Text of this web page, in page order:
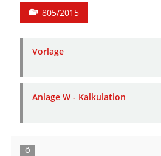
805/2015
Vorlage
Anlage W - Kalkulation
Ö